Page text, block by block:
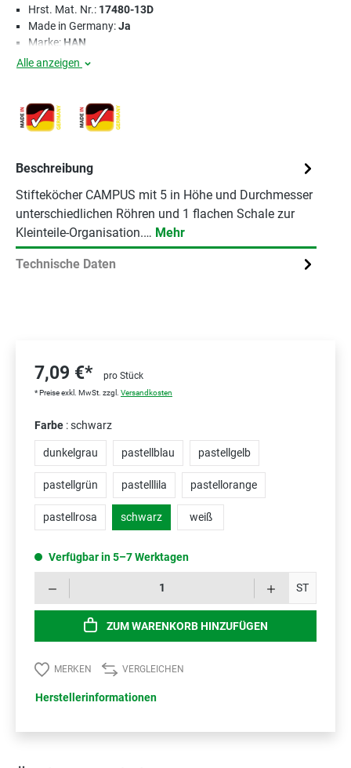
Hrst. Mat. Nr.: 17480-13D
Made in Germany:Ja
Marke: HAN
Alle anzeigen
Beschreibung
Stifteköcher CAMPUS mit 5 in Höhe und Durchmesser
unterschiedlichen Röhren und 1 flachen Schale zur
Kleinteile-Organisation.… Mehr
Technische Daten
7,09 €* pro Stück
* Preise exkl. MwSt. zzgl. Versandkosten
Farbe : schwarz
dunkelgrau pastellblau pastellgelb
pastellgrün pastelllila pastellorange
pastellrosa schwarz weiß
Verfügbar in 5–7 Werktagen
ST
ZUM WARENKORB HINZUFÜGEN
MERKEN VERGLEICHEN
Herstellerinformationen